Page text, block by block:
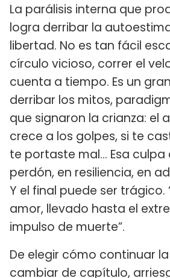
La parálisis interna que
logra derribar la
libertad. No es tan fácil
círculo vicioso, correr el
cuenta a tiempo. Es un
derribar los mitos,
que signaron la crianza: el
crece a los golpes, si te
te portaste mal... Esa culpa
perdón, en resiliencia, en
Y el final puede ser trágico.
amor, llevado hasta el
impulso de muerte”.
De elegir cómo continuar
cambiar de capítulo,